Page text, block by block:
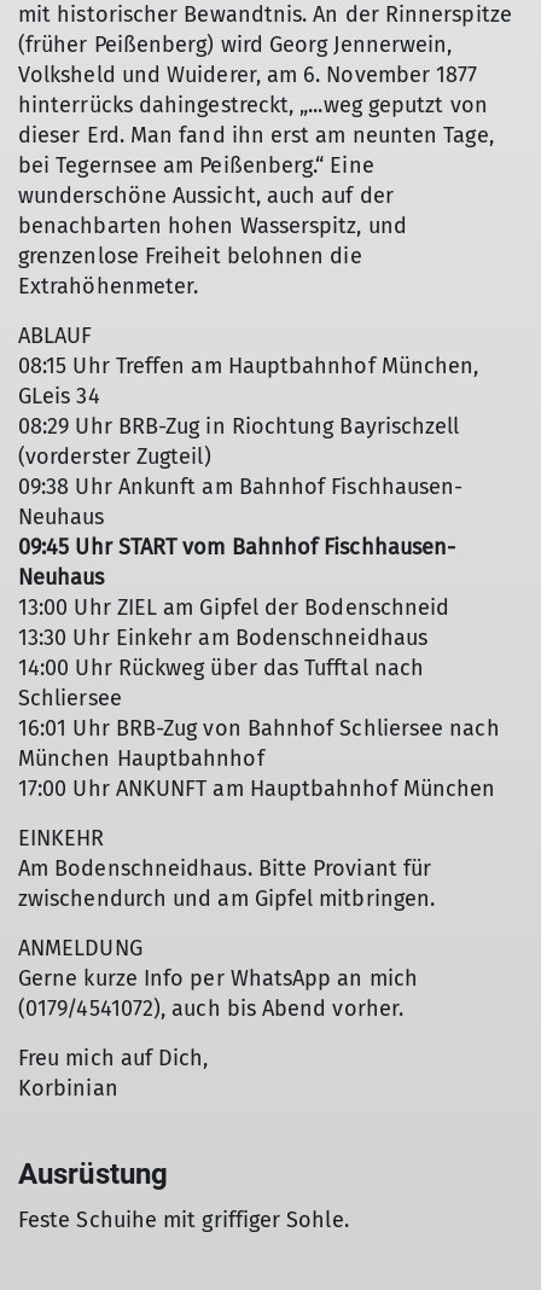
mit historischer Bewandtnis. An der Rinnerspitze
(früher Peißenberg) wird Georg Jennerwein,
Volksheld und Wuiderer, am 6. November 1877
hinterrücks dahingestreckt, „...weg geputzt von
dieser Erd. Man fand ihn erst am neunten Tage,
bei Tegernsee am Peißenberg.“ Eine
wunderschöne Aussicht, auch auf der
benachbarten hohen Wasserspitz, und
grenzenlose Freiheit belohnen die
Extrahöhenmeter.
ABLAUF
08:15 Uhr Treffen am Hauptbahnhof München,
GLeis 34
08:29 Uhr BRB-Zug in Riochtung Bayrischzell
(vorderster Zugteil)
09:38 Uhr Ankunft am Bahnhof Fischhausen-
Neuhaus
09:45 Uhr START vom Bahnhof Fischhausen-
Neuhaus
13:00 Uhr ZIEL am Gipfel der Bodenschneid
13:30 Uhr Einkehr am Bodenschneidhaus
14:00 Uhr Rückweg über das Tufftal nach
Schliersee
16:01 Uhr BRB-Zug von Bahnhof Schliersee nach
München Hauptbahnhof
17:00 Uhr ANKUNFT am Hauptbahnhof München
EINKEHR
Am Bodenschneidhaus. Bitte Proviant für
zwischendurch und am Gipfel mitbringen.
ANMELDUNG
Gerne kurze Info per WhatsApp an mich
(0179/4541072), auch bis Abend vorher.
Freu mich auf Dich,
Korbinian
Ausrüstung
Feste Schuihe mit griffiger Sohle.